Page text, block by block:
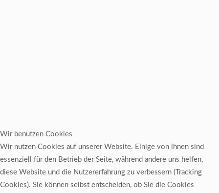
Wir benutzen Cookies
Wir nutzen Cookies auf unserer Website. Einige von ihnen sind
essenziell für den Betrieb der Seite, während andere uns helfen,
diese Website und die Nutzererfahrung zu verbessern (Tracking
Cookies). Sie können selbst entscheiden, ob Sie die Cookies